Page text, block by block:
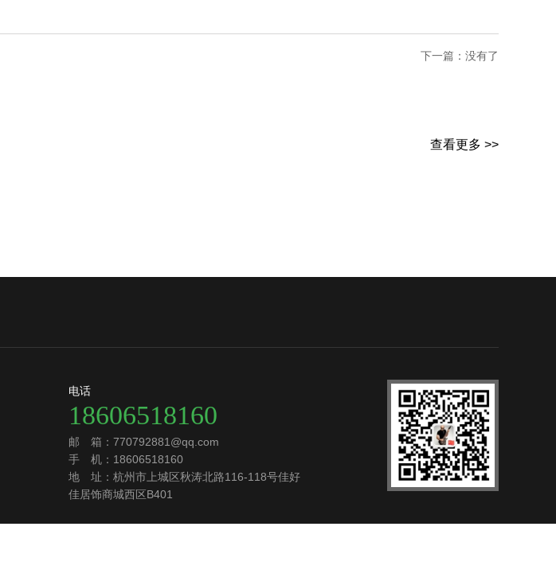
下一篇：没有了
查看更多 >>
电话
18606518160
邮 箱：770792881@qq.com
手 机：18606518160
地 址：杭州市上城区秋涛北路116-118号佳好
佳居饰商城西区B401